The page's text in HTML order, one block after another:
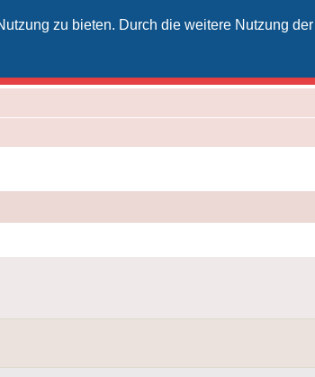
zu bieten. Durch die weitere Nutzung